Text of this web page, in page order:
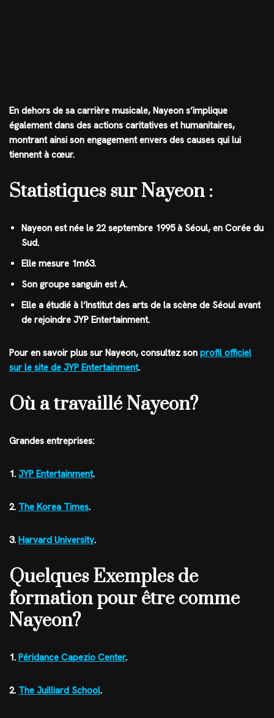
En dehors de sa carrière musicale, Nayeon s’implique
également dans des actions caritatives et humanitaires,
montrant ainsi son engagement envers des causes qui lui
tiennent à cœur.
Statistiques sur Nayeon :
Nayeon est née le 22 septembre 1995 à Séoul, en Corée du
Sud.
Elle mesure 1m63.
Son groupe sanguin est A.
Elle a étudié à l’Institut des arts de la scène de Séoul avant
de rejoindre JYP Entertainment.
Pour en savoir plus sur Nayeon, consultez son profil officiel
sur le site de JYP Entertainment.
Où a travaillé Nayeon?
Grandes entreprises:
1. JYP Entertainment.
2. The Korea Times.
3. Harvard University.
Quelques Exemples de
formation pour être comme
Nayeon?
1. Péridance Capezio Center.
2. The Juilliard School.